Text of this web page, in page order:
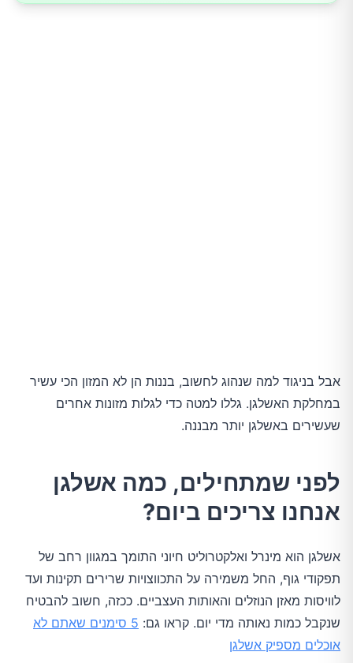
אבל בניגוד למה שנהוג לחשוב, בננות הן לא המזון הכי עשיר
במחלקת האשלגן. גללו למטה כדי לגלות מזונות אחרים
שעשירים באשלגן יותר מבננה.
לפני שמתחילים, כמה אשלגן
אנחנו צריכים ביום?
אשלגן הוא מינרל ואלקטרוליט חיוני התומך במגוון רחב של
תפקודי גוף, החל משמירה על התכווצויות שרירים תקינות ועד
לוויסות מאזן הנוזלים והאותות העצביים. ככזה, חשוב להבטיח
שנקבל כמות נאותה מדי יום. קראו גם:
5 סימנים שאתם לא
אוכלים מספיק אשלגן